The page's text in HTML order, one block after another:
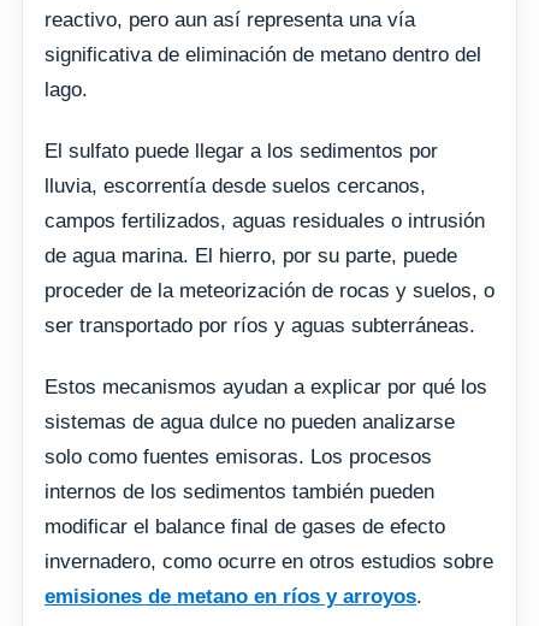
reactivo, pero aun así representa una vía
significativa de eliminación de metano dentro del
lago.
El sulfato puede llegar a los sedimentos por
lluvia, escorrentía desde suelos cercanos,
campos fertilizados, aguas residuales o intrusión
de agua marina. El hierro, por su parte, puede
proceder de la meteorización de rocas y suelos, o
ser transportado por ríos y aguas subterráneas.
Estos mecanismos ayudan a explicar por qué los
sistemas de agua dulce no pueden analizarse
solo como fuentes emisoras. Los procesos
internos de los sedimentos también pueden
modificar el balance final de gases de efecto
invernadero, como ocurre en otros estudios sobre
emisiones de metano en ríos y arroyos.